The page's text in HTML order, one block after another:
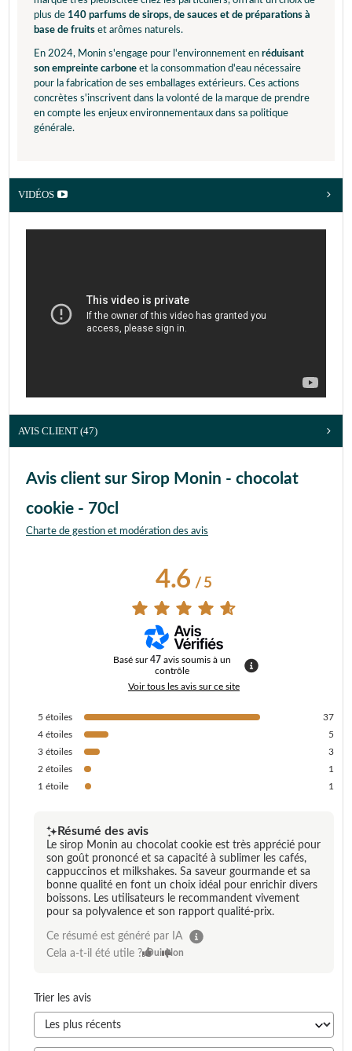
plus de 140 parfums de sirops, de sauces et de préparations à
base de fruits et arômes naturels.
En 2024, Monin s'engage pour l'environnement en réduisant
son empreinte carbone et la consommation d'eau nécessaire
pour la fabrication de ses emballages extérieurs. Ces actions
concrètes s'inscrivent dans la volonté de la marque de prendre
en compte les enjeux environnementaux dans sa politique
générale.
VIDÉOS
AVIS CLIENT (47)
Avis client sur Sirop Monin - chocolat
cookie - 70cl
Charte de gestion et modération des avis
4.6/ 5
Basé sur47 avis soumis à un
contrôle
Voir tous les avis sur ce site
5 étoiles
37
4 étoiles
5
3 étoiles
3
2 étoiles
1
1 étoile 1
Résumé des avis
Le sirop Monin au chocolat cookie est très apprécié pour
son goût prononcé et sa capacité à sublimer les cafés,
cappuccinos et milkshakes. Sa saveur gourmande et sa
bonne qualité en font un choix idéal pour enrichir divers
boissons. Les utilisateurs le recommandent vivement
pour sa polyvalence et son rapport qualité-prix.
Ce résumé est généré par IA
Cela a-t-il été utile ? Oui Non
Trier les avis